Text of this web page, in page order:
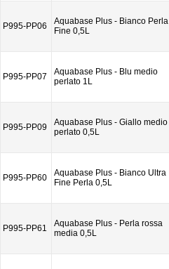
P995-PP06
Aquabase Plus - Bianco Perla
Fine 0,5L
P995-PP07
Aquabase Plus - Blu medio
perlato 1L
P995-PP09
Aquabase Plus - Giallo medio
perlato 0,5L
P995-PP60
Aquabase Plus - Bianco Ultra
Fine Perla 0,5L
P995-PP61
Aquabase Plus - Perla rossa
media 0,5L